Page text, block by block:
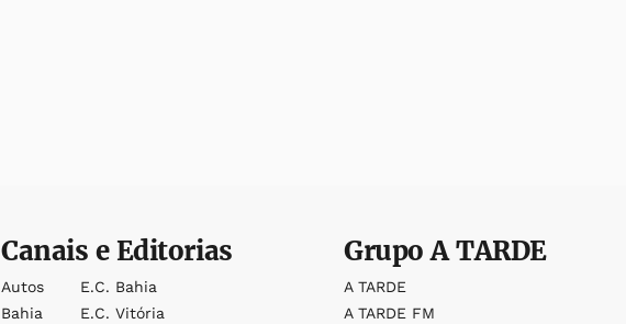
Canais e Editorias
Autos
Bahia
E.c. Bahia
E.c. Vitória
GrupoA TARDE
A TARDE
A TARDE FM